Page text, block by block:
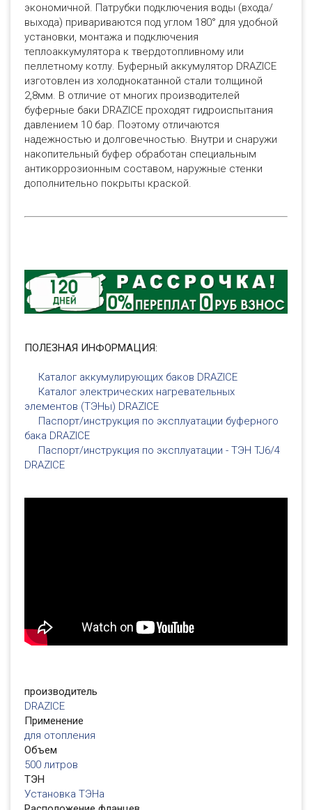
экономичной. Патрубки подключения воды (входа/
выхода) привариваются под углом 180° для удобной
установки, монтажа и подключения
теплоаккумулятора к твердотопливному или
пеллетному котлу. Буферный аккумулятор DRAZICE
изготовлен из холоднокатанной стали толщиной
2,8мм. В отличие от многих производителей
буферные баки DRAZICE проходят гидроиспытания
давлением 10 бар. Поэтому отличаются
надежностью и долговечностью. Внутри и снаружи
накопительный буфер обработан специальным
антикоррозионным составом, наружные стенки
дополнительно покрыты краской.
ПОЛЕЗНАЯ ИНФОРМАЦИЯ:
Каталог аккумулирующих баков DRAZICE
Каталог электрических нагревательных
элементов (ТЭНы) DRAZICE
Паспорт/инструкция по эксплуатации буферного
бака DRAZICE
Паспорт/инструкция по эксплуатации - ТЭН TJ6/4
DRAZICE
производитель
DRAZICE
Применение
для отопления
Объем
500 литров
ТЭН
Установка ТЭНа